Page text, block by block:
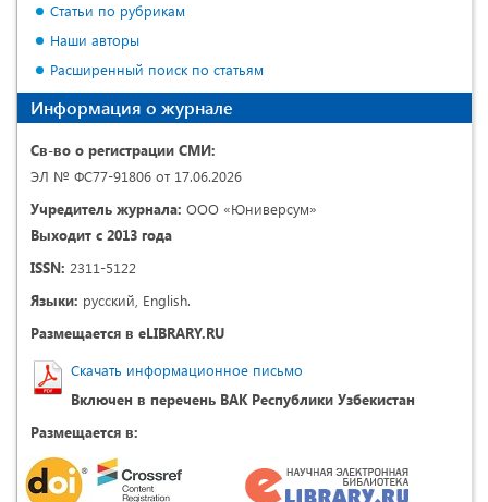
Статьи по рубрикам
Наши авторы
Расширенный поиск по статьям
Информация о журнале
Св-во о регистрации СМИ:
ЭЛ № ФС77-91806 от 17.06.2026
Учредитель журнала: ООО «Юниверсум»
Выходит с 2013 года
ISSN: 2311-5122
Языки: русский, English.
Размещается в eLIBRARY.RU
Скачать информационное письмо
Включен в перечень ВАК Республики Узбекистан
Размещается в: